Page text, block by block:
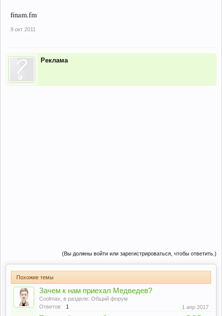
finam.fm
9 окт 2011
Реклама
(Вы должны войти или зарегистрироваться, чтобы ответить.)
Похожие темы
Зачем к нам приехал Медведев?
Coolmax , в разделе: Общий форум
Ответов:
1 1 апр 2017